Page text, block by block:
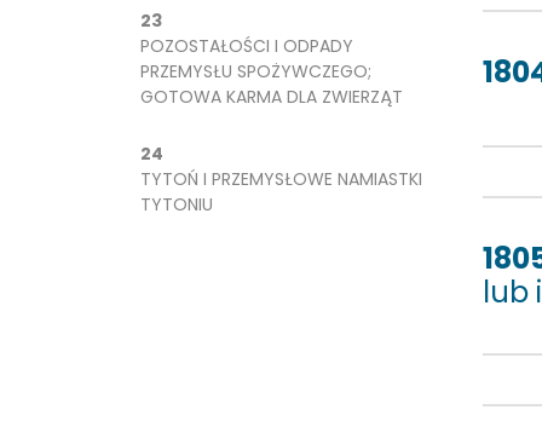
23
POZOSTAŁOŚCI I ODPADY
PRZEMYSŁU SPOŻYWCZEGO;
GOTOWA KARMA DLA ZWIERZĄT
24
TYTOŃ I PRZEMYSŁOWE NAMIASTKI
TYTONIU
lub